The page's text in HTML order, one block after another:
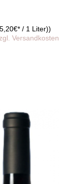
gereift
/ 1 Liter))
Versandkosten